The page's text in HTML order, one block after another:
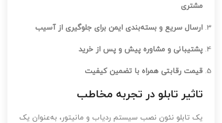
مشتری
ارسال سریع و بسته‌بندی ایمن برای جلوگیری از آسیب
پشتیبانی و مشاوره پیش و پس از خرید
قیمت رقابتی همراه با تضمین کیفیت
تاثیر تابلو در تجربه مخاطب
یک تابلو نئون نصب سیستم ردیاب و مانیتور، به‌عنوان یک